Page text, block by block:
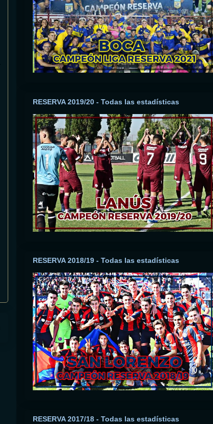
RESERVA 2019/20 - Todas las estadísticas
RESERVA 2018/19 - Todas las estadísticas
RESERVA 2017/18 - Todas las estadísticas